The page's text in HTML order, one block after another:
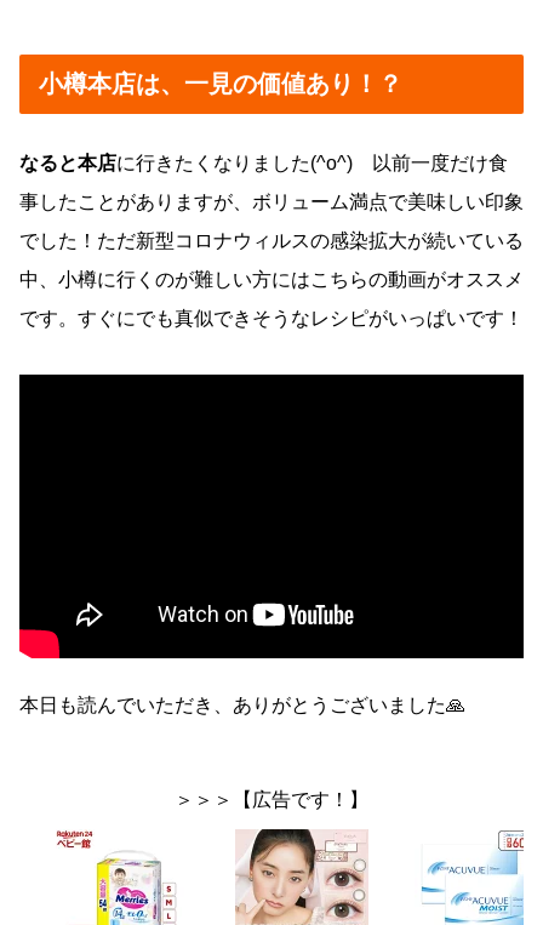
小樽本店は、一見の価値あり！？
なると本店に行きたくなりました(^o^) 以前一度だけ食
事したことがありますが、ボリューム満点で美味しい印象
でした！ただ新型コロナウィルスの感染拡大が続いている
中、小樽に行くのが難しい方にはこちらの動画がオススメ
です。すぐにでも真似できそうなレシピがいっぱいです！
本日も読んでいただき、ありがとうございました🙏
＞＞＞【広告です！】